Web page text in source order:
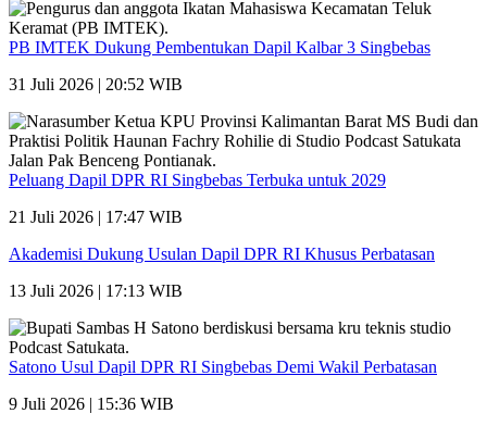
PB IMTEK Dukung Pembentukan Dapil Kalbar 3 Singbebas
31 Juli 2026 | 20:52 WIB
Peluang Dapil DPR RI Singbebas Terbuka untuk 2029
21 Juli 2026 | 17:47 WIB
Akademisi Dukung Usulan Dapil DPR RI Khusus Perbatasan
13 Juli 2026 | 17:13 WIB
Satono Usul Dapil DPR RI Singbebas Demi Wakil Perbatasan
9 Juli 2026 | 15:36 WIB